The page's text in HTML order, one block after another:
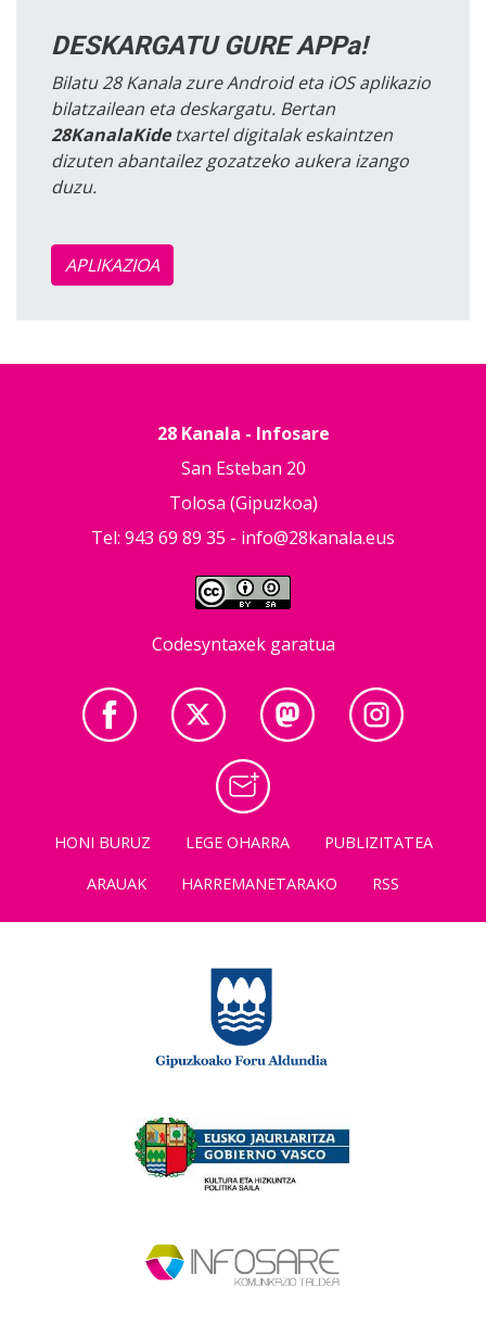
DESKARGATU GURE APPa!
Bilatu 28 Kanala zure Android eta iOS aplikazio
bilatzailean eta deskargatu. Bertan
28KanalaKidetxartel digitalak eskaintzen
dizuten abantailez gozatzeko aukera izango
duzu.
APLIKAZIOA
28 Kanala - Infosare
San Esteban 20
Tolosa (Gipuzkoa)
Tel: 943 69 89 35 - info@28kanala.eus
Codesyntaxek garatua
HONI BURUZ LEGE OHARRA
PUBLIZITATEA
ARAUAK
HARREMANETARAKO RSS